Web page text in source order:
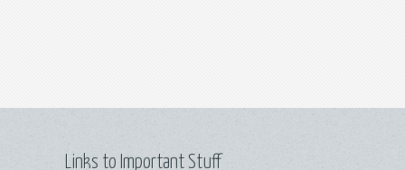
Links to Important Stuff